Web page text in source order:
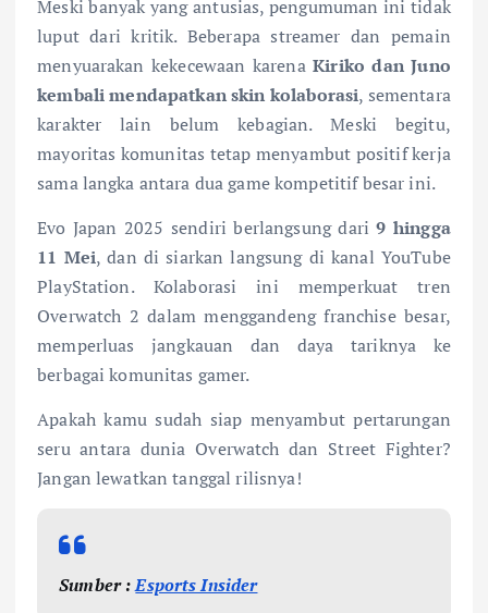
Meski banyak yang antusias, pengumuman ini tidak
luput dari kritik. Beberapa streamer dan pemain
menyuarakan kekecewaan karenaKiriko dan Juno
kembali mendapatkan skin kolaborasi, sementara
karakter lain belum kebagian. Meski begitu,
mayoritas komunitas tetap menyambut positif kerja
sama langka antara dua game kompetitif besar ini.
Evo Japan 2025 sendiri berlangsung dari9 hingga
11 Mei, dan di siarkan langsung di kanal YouTube
PlayStation. Kolaborasi ini memperkuat tren
Overwatch 2 dalam menggandeng franchise besar,
memperluas jangkauan dan daya tariknya ke
berbagai komunitas gamer.
Apakah kamu sudah siap menyambut pertarungan
seru antara dunia Overwatch dan Street Fighter?
Jangan lewatkan tanggal rilisnya!
Sumber :Esports Insider